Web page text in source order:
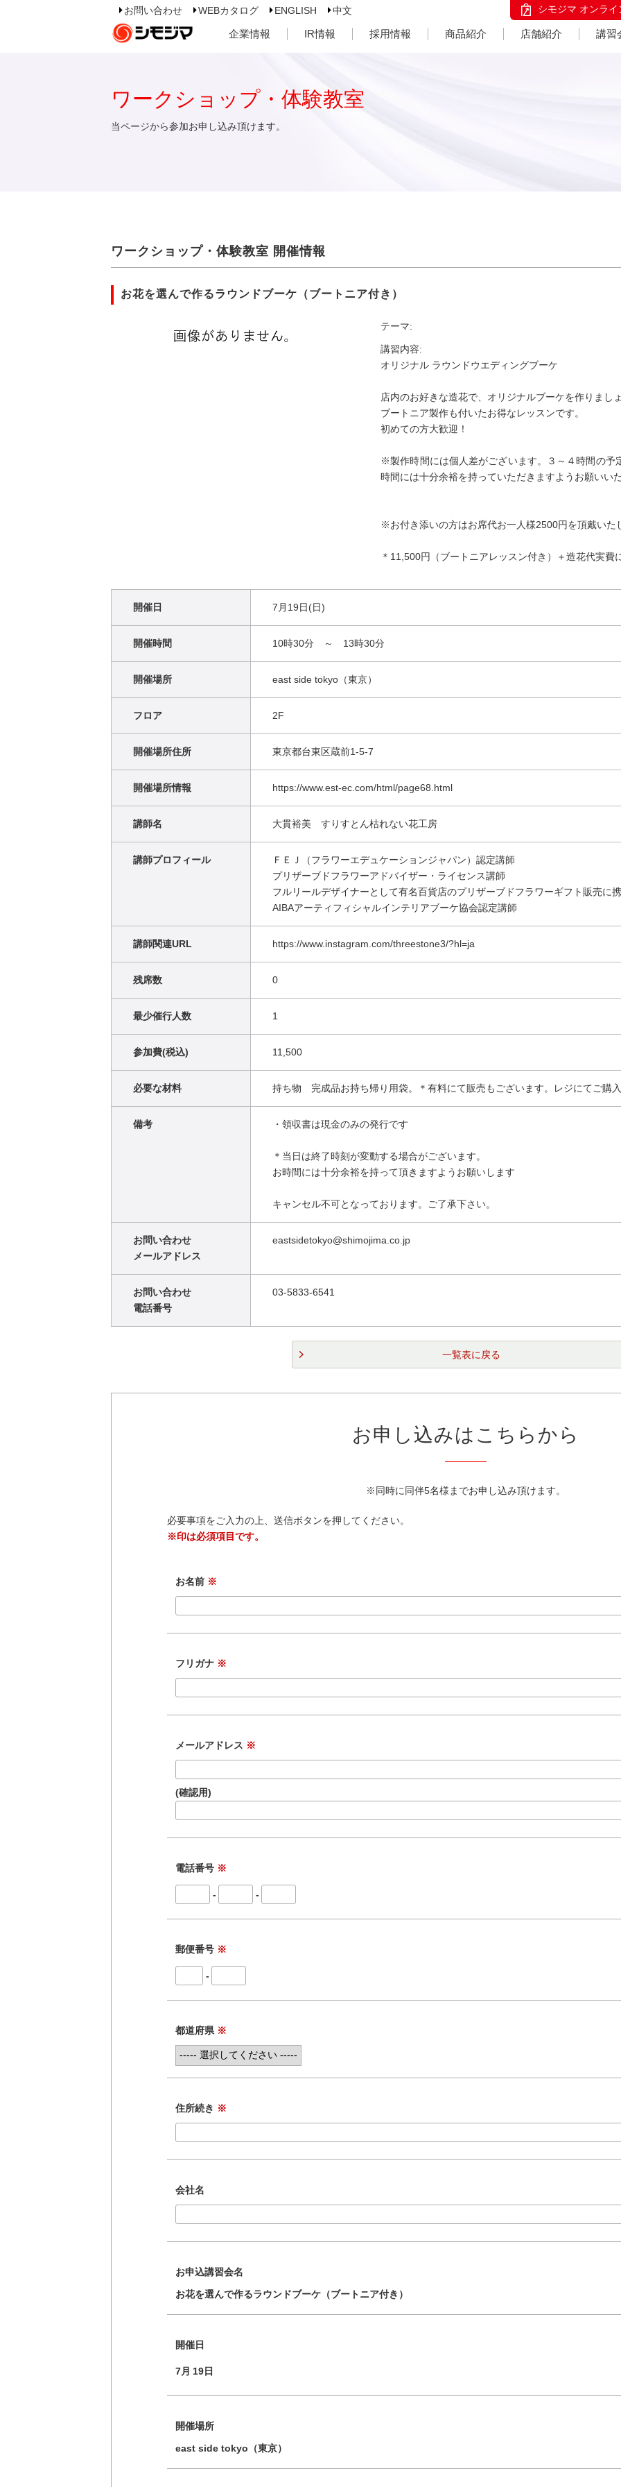
お問い合わせ WEBカタログ ENGLISH 中文 シモジマ オンラ
企業情報 IR情報 採用情報 商品紹介 店舗紹介 講習
ワークショップ・体験教室
当ページから参加お申し込み頂けます。
ワークショップ・体験教室 開催情報
お花を選んで作るラウンドブーケ（ブートニア付き）
テーマ:
講習内容:
オリジナル ラウンドウエディングブーケ
店内のお好きな造花で、オリジナルブーケを作りまし
ブートニア製作も付いたお得なレッスンです。
初めての方大歓迎！
※製作時間には個人差がございます。３～４時間の予
時間には十分余裕を持っていただきますようお願いい
※お付き添いの方はお席代お一人様2500円を頂戴いた
＊11,500円（ブートニアレッスン付き）＋造花代実費
開催日 7月19日(日)
開催時間 10時30分 ～ 13時30分
開催場所 east side tokyo（東京）
フロア 2F
開催場所住所 東京都台東区蔵前1-5-7
開催場所情報 https://www.est-ec.com/html/page68.html
講師名 大貫裕美 すりすとん枯れない花工房
講師プロフィール
ＦＥＪ（フラワーエデュケーションジャパン）認定講師
プリザーブドフラワーアドバイザー・ライセンス講師
フルリールデザイナーとして有名百貨店のプリザーブドフラワーギフト販売に
AIBAアーティフィシャルインテリアブーケ協会認定講師
講師関連URL https://www.instagram.com/threestone3/?hl=ja
残席数 0
最少催行人数 1
参加費(税込) 11,500
必要な材料 持ち物 完成品お持ち帰り用袋。＊有料にて販売もございます。レジにてご購
備考 ・領収書は現金のみの発行です
＊当日は終了時刻が変動する場合がございます。
お時間には十分余裕を持って頂きますようお願いします
キャンセル不可となっております。ご了承下さい。
お問い合わせ
メールアドレス
eastsidetokyo@shimojima.co.jp
お問い合わせ
電話番号
03-5833-6541
一覧表に戻る
お申し込みはこちらから
※同時に同伴5名様までお申し込み頂けます。
必要事項をご入力の上、送信ボタンを押してください。
※印は必須項目です。
お名前 ※
フリガナ ※
メールアドレス ※
(確認用)
電話番号 ※
- -
郵便番号 ※
-
都道府県 ※
住所続き ※
会社名
お申込講習会名
お花を選んで作るラウンドブーケ（ブートニア付き）
開催日
7月 19日
開催場所
east side tokyo（東京）